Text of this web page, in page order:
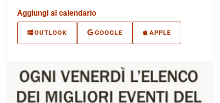
Aggiungi al calendario
OUTLOOK GOOGLE APPLE